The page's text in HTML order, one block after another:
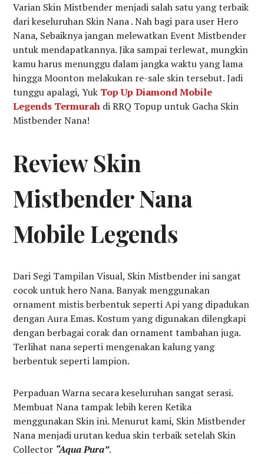
Varian Skin Mistbender menjadi salah satu yang terbaik
dari keseluruhan Skin Nana . Nah bagi para user Hero
Nana, Sebaiknya jangan melewatkan Event Mistbender
untuk mendapatkannya. Jika sampai terlewat, mungkin
kamu harus menunggu dalam jangka waktu yang lama
hingga Moonton melakukan re-sale skin tersebut. Jadi
tunggu apalagi, Yuk Top Up Diamond Mobile
Legends Termurah di RRQ Topup untuk Gacha Skin
Mistbender Nana!
Review Skin
Mistbender Nana
Mobile Legends
Dari Segi Tampilan Visual, Skin Mistbender ini sangat
cocok untuk hero Nana. Banyak menggunakan
ornament mistis berbentuk seperti Api yang dipadukan
dengan Aura Emas. Kostum yang digunakan dilengkapi
dengan berbagai corak dan ornament tambahan juga.
Terlihat nana seperti mengenakan kalung yang
berbentuk seperti lampion.
Perpaduan Warna secara keseluruhan sangat serasi.
Membuat Nana tampak lebih keren Ketika
menggunakan Skin ini. Menurut kami, Skin Mistbender
Nana menjadi urutan kedua skin terbaik setelah Skin
Collector “Aqua Pura”.